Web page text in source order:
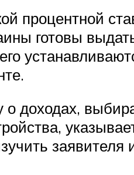
процентной
готовы
доходах,
заявителя